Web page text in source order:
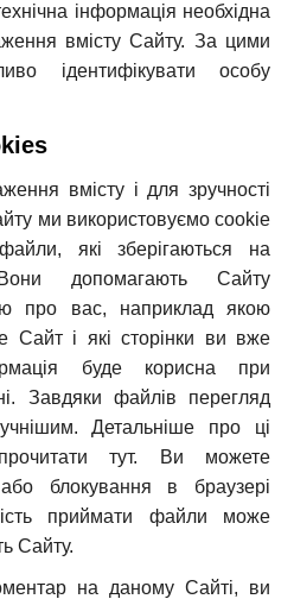
інформація необхідна
вмісту Сайту. За цими
ідентифікувати особу
вмісту і для зручності
ми використовуємо cookie
які зберігаються на
допомагають Сайту
про вас, наприклад якою
Сайт і які сторінки ви вже
буде корисна при
Завдяки файлів перегляд
Детальніше про ці
тут. Ви можете
блокування в браузері
приймати файли може
Сайту.
на даному Сайті, ви